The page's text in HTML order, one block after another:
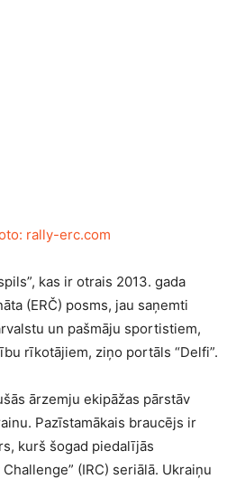
kas ir otrais 2013. gada
(ERČ) posms, jau saņemti
un pašmāju sportistiem,
rīkotājiem, ziņo portāls “Delfi”.
ārzemju ekipāžas pārstāv
Pazīstamākais braucējs ir
kurš šogad piedalījās
(IRC) seriālā. Ukraiņu